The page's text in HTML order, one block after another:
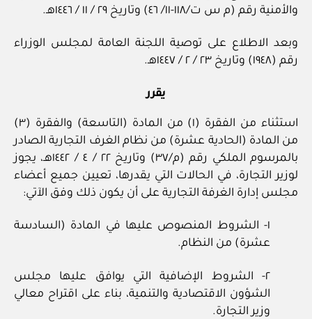
والأمنية رقم (م س ت/١١٨-١١/ ٤٦) وتاريخ ٢٩ / ١١ / ١٤٤٦هـ.
وبعد الاطلاع على توصية اللجنة العامة لمجلس الوزراء
رقم (١٩٤٨) وتاريخ ٢٣ / ٢ / ١٤٤٧هـ.
يقرر
استثناء من الفقرة (١) من المادة (التاسعة) والفقرة (٣)
من المادة (الحادية عشرة) من نظام الغرف التجارية الصادر
بالمرسوم الملكي رقم (م/٣٧) وتاريخ ٢٢ / ٤ / ١٤٤٢هـ، يجوز
لوزير التجارة، في الحالات التي يقدرها، تعيين جميع أعضاء
مجلس إدارة الغرفة التجارية على أن يكون ذلك وفق الآتي:
١- الشروط المنصوص عليها في المادة (السادسة
عشرة) من النظام.
٢- الشروط الإضافية التي يوافق عليها مجلس
الشؤون الاقتصادية والتنمية، بناء على اقتراح معالي
وزير التجارة.